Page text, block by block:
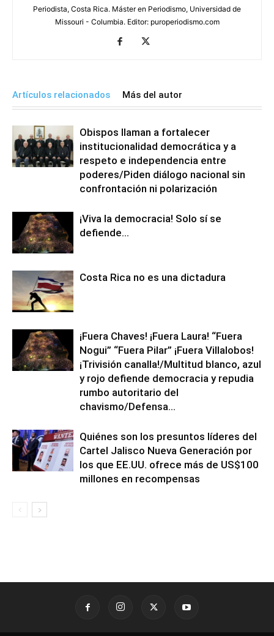
Periodista, Costa Rica. Máster en Periodismo, Universidad de
Missouri - Columbia. Editor: puroperiodismo.com
Artículos relacionados Más del autor
Obispos llaman a fortalecer
institucionalidad democrática y a
respeto e independencia entre
poderes/Piden diálogo nacional sin
confrontación ni polarización
¡Viva la democracia! Solo sí se
defiende…
Costa Rica no es una dictadura
¡Fuera Chaves! ¡Fuera Laura! “Fuera
Nogui” “Fuera Pilar” ¡Fuera Villalobos!
¡Trivisión canalla!/Multitud blanco, azul
y rojo defiende democracia y repudia
rumbo autoritario del
chavismo/Defensa...
Quiénes son los presuntos líderes del
Cartel Jalisco Nueva Generación por
los que EE.UU. ofrece más de US$100
millones en recompensas